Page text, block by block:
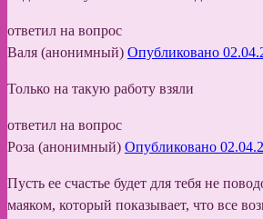
ответил на вопрос
Валя (анонимный) Опубликовано
Только на такую работу взяли
ответил на вопрос
Роза (анонимный) Опубликовано
Пусть ее счастье будет для тебя не
маяком, который показывает, что все